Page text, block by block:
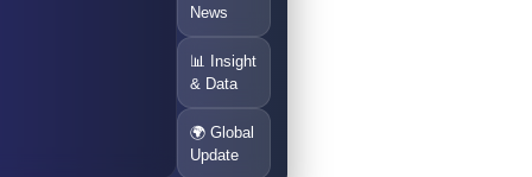
News
📊 Insight
& Data
🌍 Global
Update